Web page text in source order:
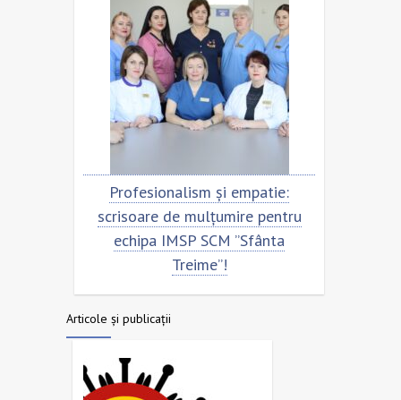
Profesionalism și empatie:
scrisoare de mulțumire pentru
echipa IMSP SCM ”Sfânta
Articole și publicații